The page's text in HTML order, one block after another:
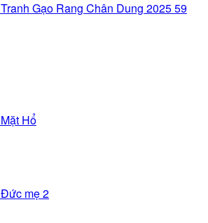
Tranh Gạo Rang Chân Dung 2025 59
Mặt Hổ
Đức mẹ 2